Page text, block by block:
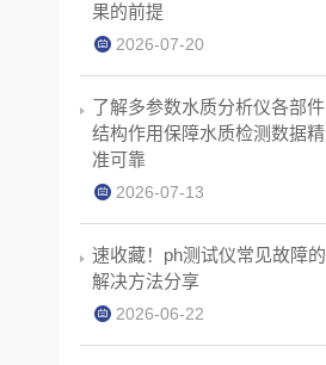
果的前提
2026-07-20
了解多参数水质分析仪各部件
结构作用保障水质检测数据精
准可靠
2026-07-13
速收藏！ph测试仪常见故障的
解决方法分享
2026-06-22